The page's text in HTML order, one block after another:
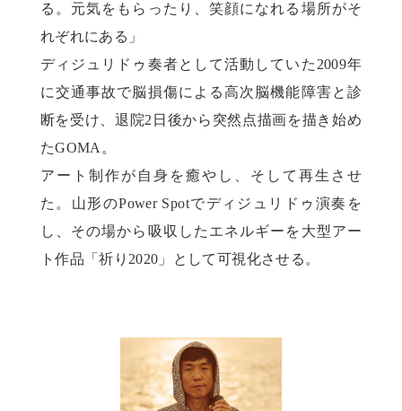
る。元気をもらったり、笑顔になれる場所がそ
れぞれにある」
ディジュリドゥ奏者として活動していた2009年
に交通事故で脳損傷による高次脳機能障害と診
断を受け、退院2日後から突然点描画を描き始め
たGOMA。
アート制作が自身を癒やし、そして再生させ
た。山形のPower Spotでディジュリドゥ演奏を
し、その場から吸収したエネルギーを大型アー
ト作品「祈り2020」として可視化させる。